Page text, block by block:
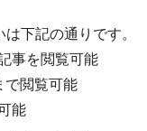
下記の通りです。
事を閲覧可能
で閲覧可能
能